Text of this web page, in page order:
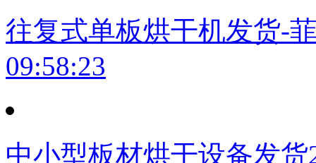
往复式单板烘干机发货-
09:58:23
中小型板材烘干设备发货